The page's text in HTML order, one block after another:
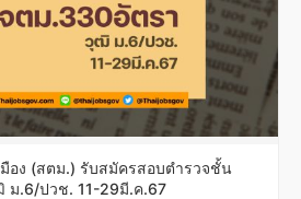
อง (สตม.) รับสมัครสอบตำรวจชั้น
ม.6/ปวช. 11-29มี.ค.67